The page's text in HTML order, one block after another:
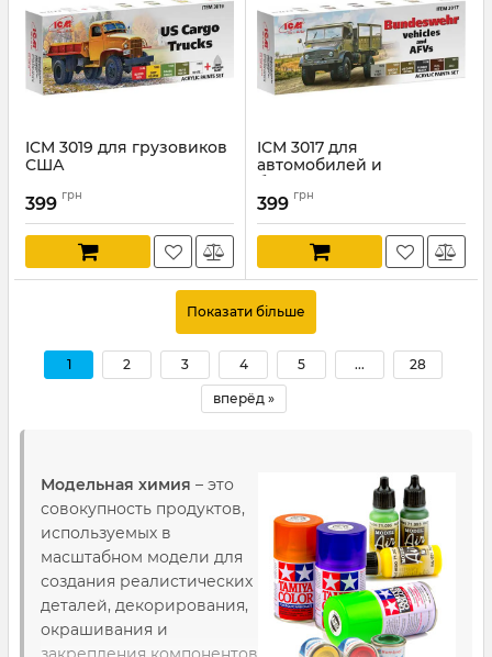
ICM 3019 для грузовиков
США
399 грн
ICM 3017 для
автомобилей и
бронетехники
Бундесвера
Артикул: ICM3017
399 грн
Показати більше
1 2 3 4 5 ... 28
вперёд »
Модельная химия – это
совокупность продуктов,
используемых в
масштабном модели для
создания реалистических
деталей, декорирования,
окрашивания и